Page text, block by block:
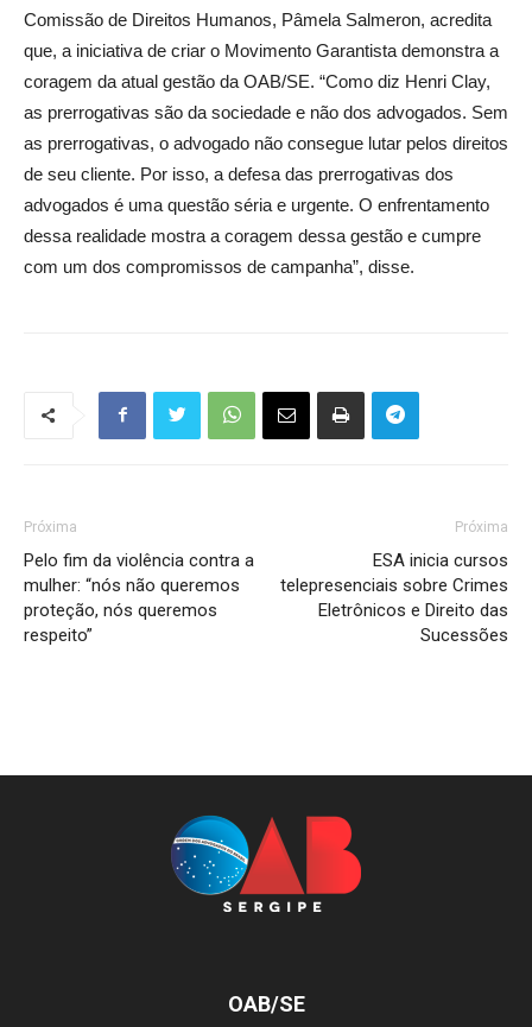
Comissão de Direitos Humanos, Pâmela Salmeron, acredita
que, a iniciativa de criar o Movimento Garantista demonstra a
coragem da atual gestão da OAB/SE. “Como diz Henri Clay,
as prerrogativas são da sociedade e não dos advogados. Sem
as prerrogativas, o advogado não consegue lutar pelos direitos
de seu cliente. Por isso, a defesa das prerrogativas dos
advogados é uma questão séria e urgente. O enfrentamento
dessa realidade mostra a coragem dessa gestão e cumpre
com um dos compromissos de campanha”, disse.
Próxima
Pelo fim da violência contra a
mulher: “nós não queremos
proteção, nós queremos
respeito”
Próxima
ESA inicia cursos
telepresenciais sobre Crimes
Eletrônicos e Direito das
Sucessões
OAB/SE